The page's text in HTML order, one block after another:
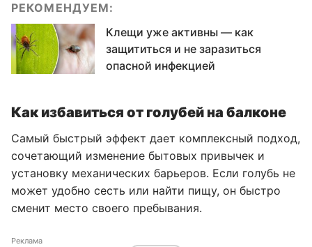
РЕКОМЕНДУЕМ:
Клещи уже активны — как
защититься и не заразиться
опасной инфекцией
Как избавиться от голубей на балконе
Самый быстрый эффект дает комплексный подход,
сочетающий изменение бытовых привычек и
установку механических барьеров. Если голубь не
может удобно сесть или найти пищу, он быстро
сменит место своего пребывания.
Реклама